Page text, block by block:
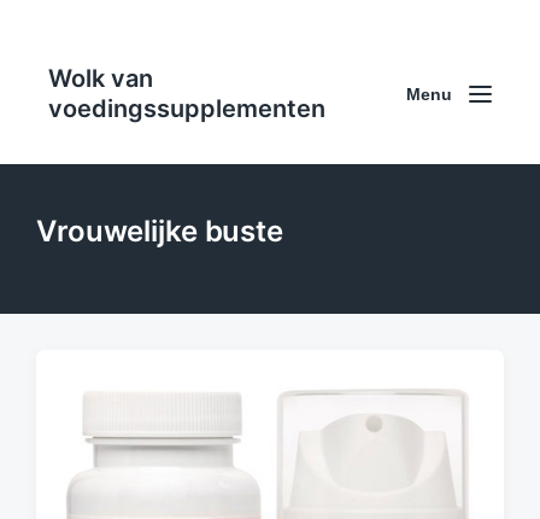
Wolk van
voedingssupplementen
Menu
Vrouwelijke buste